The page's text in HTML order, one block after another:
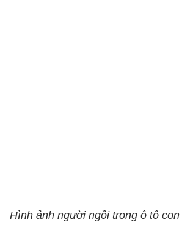
Hình ảnh người ngồi trong ô tô